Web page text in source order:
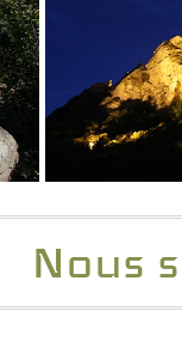
Nous